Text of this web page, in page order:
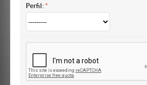
Perfil: